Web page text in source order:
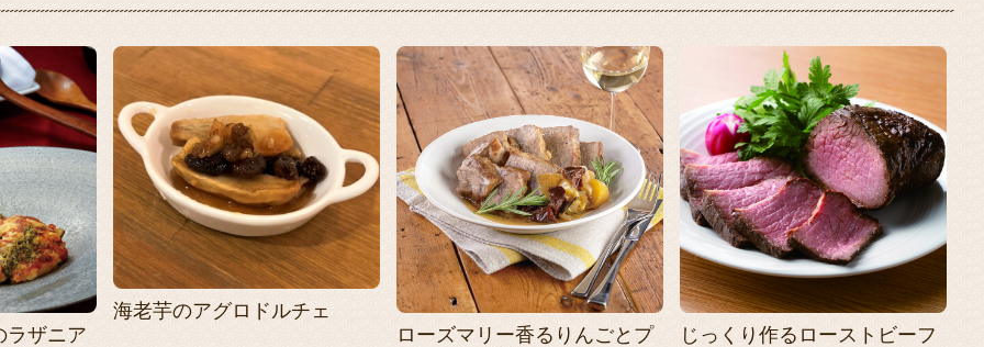
ラザニア
海老芋のアグロドルチェ
ローズマリー香るりんごとプ
じっくり作るローストビーフ